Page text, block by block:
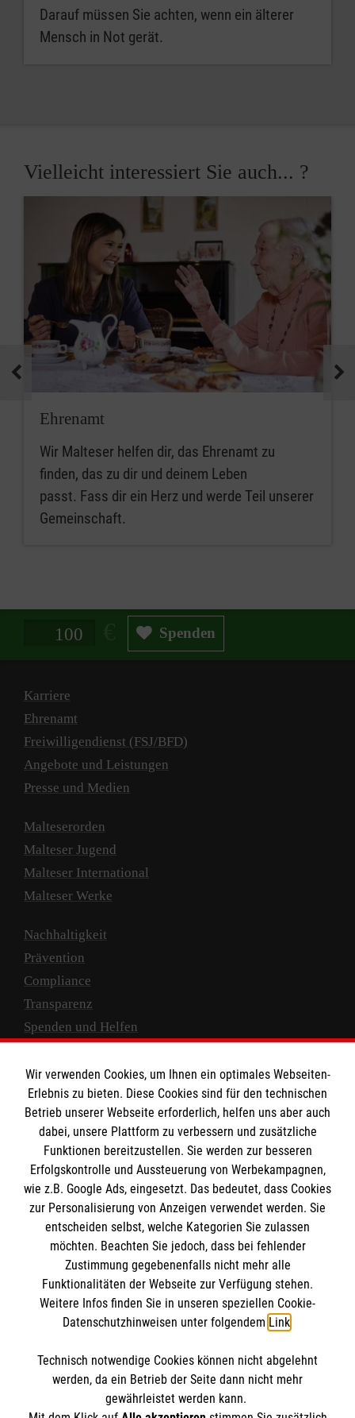
Darauf müssen Sie achten, wenn ein älterer
Mensch in Not gerät.
Vielleicht interessiert Sie auch... ?
Ehrenamt
Wir Malteser helfen dir, das Ehrenamt zu
finden, das zu dir und deinem Leben
passt. Fass dir ein Herz und werde Teil unserer
Gemeinschaft.
Spendenbetrag in Euro Spenden
Karriere
Ehrenamt
Freiwilligendienst (FSJ/BFD)
Angebote und Leistungen
Presse und Medien
Malteserorden
Malteser Jugend
Malteser International
Malteser Werke
Nachhaltigkeit
Prävention
Compliance
Transparenz
Spenden und Helfen
Empfänger: Malteser Hilfsdienst e.V.
IBAN: DE10 3706 0120 1201 2000 12
BIC: GENODED 1PA7
Newsletter abonnieren
Cookies verwalten|AGB|Impressum|Datenschutz
Barrierefreiheit |Kontakt| Sharepoint|Mediathek
Wir verwenden Cookies, um Ihnen ein optimales Webseiten-
Erlebnis zu bieten. Diese Cookies sind für den technischen
Betrieb unserer Webseite erforderlich, helfen uns aber auch
dabei, unsere Plattform zu verbessern und zusätzliche
Funktionen bereitzustellen. Sie werden zur besseren
Erfolgskontrolle und Aussteuerung von Werbekampagnen,
wie z.B. Google Ads, eingesetzt. Das bedeutet, dass Cookies
zur Personalisierung von Anzeigen verwendet werden. Sie
entscheiden selbst, welche Kategorien Sie zulassen
möchten. Beachten Sie jedoch, dass bei fehlender
Zustimmung gegebenenfalls nicht mehr alle
Funktionalitäten der Webseite zur Verfügung stehen.
Weitere Infos finden Sie in unseren speziellen Cookie-
Datenschutzhinweisen unter folgendem Link.
Technisch notwendige Cookies können nicht abgelehnt
werden, da ein Betrieb der Seite dann nicht mehr
gewährleistet werden kann.